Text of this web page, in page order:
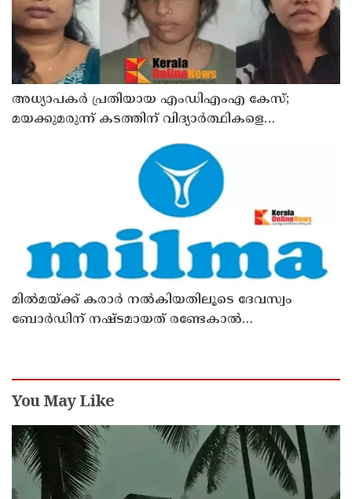
അധ്യാപകര്‍ പ്രതിയായ എംഡിഎംഎ കേസ്;
മയക്കുമരുന്ന് കടത്തിന് വിദ്യാര്‍ത്ഥികളെ
ഉപയോഗിച്ചോ എന്ന് സംശയം
മില്‍മയ്ക്ക് കരാര്‍ നല്‍കിയതിലൂടെ ദേവസ്വം
ബോര്‍ഡിന് നഷ്ടമായത് രണ്ടേകാല്‍
You May Like